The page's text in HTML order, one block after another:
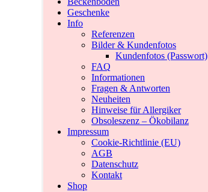
Geschenke
Info
Referenzen
Bilder & Kundenfotos
Kundenfotos (Passwort)
FAQ
Informationen
Fragen & Antworten
Neuheiten
Hinweise für Allergiker
Obsoleszenz – Ökobilanz
Impressum
Cookie-Richtlinie (EU)
AGB
Datenschutz
Kontakt
Shop